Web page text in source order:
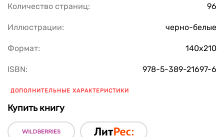
Количество страниц: 96
Иллюстрации: черно-белые
Формат: 140х210
ISBN: 978-5-389-21697-6
ДОПОЛНИТЕЛЬНЫЕ ХАРАКТЕРИСТИКИ
Купить книгу